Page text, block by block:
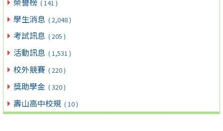
( 141 )
學生消息 ( 2,048 )
考試訊息 ( 205 )
活動訊息 ( 1,531 )
校外競賽 ( 220 )
獎助學金 ( 320 )
壽山高中校規 ( 10 )